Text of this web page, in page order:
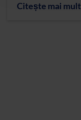
Citește mai mult